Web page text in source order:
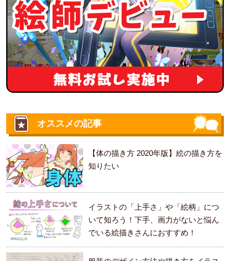
オススメの記事
【体の描き方 2020年版】絵の描き方を
知りたい
イラストの「上手さ」や「絵柄」につ
いて知ろう！下手、画力がないと悩ん
でいる絵描きさんにおすすめ！